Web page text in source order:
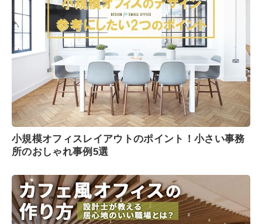
小規模オフィスレイアウトのポイント！小さい事務
所のおしゃれ事例5選